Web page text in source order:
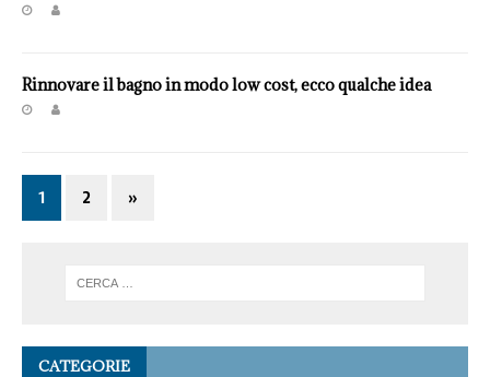
Rinnovare il bagno in modo low cost, ecco qualche idea
1 2 »
CATEGORIE